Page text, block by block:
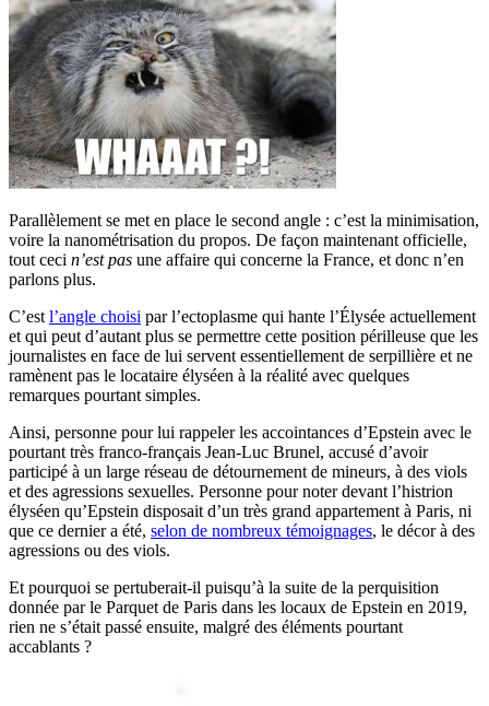
Parallèlement se met en place le second angle : c’est la minimisation,
voire la nanométrisation du propos. De façon maintenant officielle,
tout ceci n’est pas une affaire qui concerne la France, et donc n’en
parlons plus.
C’est l’angle choisi par l’ectoplasme qui hante l’Élysée actuellement
et qui peut d’autant plus se permettre cette position périlleuse que les
journalistes en face de lui servent essentiellement de serpillière et ne
ramènent pas le locataire élyséen à la réalité avec quelques
remarques pourtant simples.
Ainsi, personne pour lui rappeler les accointances d’Epstein avec le
pourtant très franco-français Jean-Luc Brunel, accusé d’avoir
participé à un large réseau de détournement de mineurs, à des viols
et des agressions sexuelles. Personne pour noter devant l’histrion
élyséen qu’Epstein disposait d’un très grand appartement à Paris, ni
que ce dernier a été, selon de nombreux témoignages, le décor à des
agressions ou des viols.
Et pourquoi se pertuberait-il puisqu’à la suite de la perquisition
donnée par le Parquet de Paris dans les locaux de Epstein en 2019,
rien ne s’était passé ensuite, malgré des éléments pourtant
accablants ?